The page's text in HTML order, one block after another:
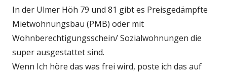
In der Ulmer Höh 79 und 81 gibt es Preisgedämpfte
Mietwohnungsbau (PMB) oder mit
Wohnberechtigungsschein/ Sozialwohnungen die
super ausgestattet sind.
Wenn Ich höre das was frei wird, poste ich das auf